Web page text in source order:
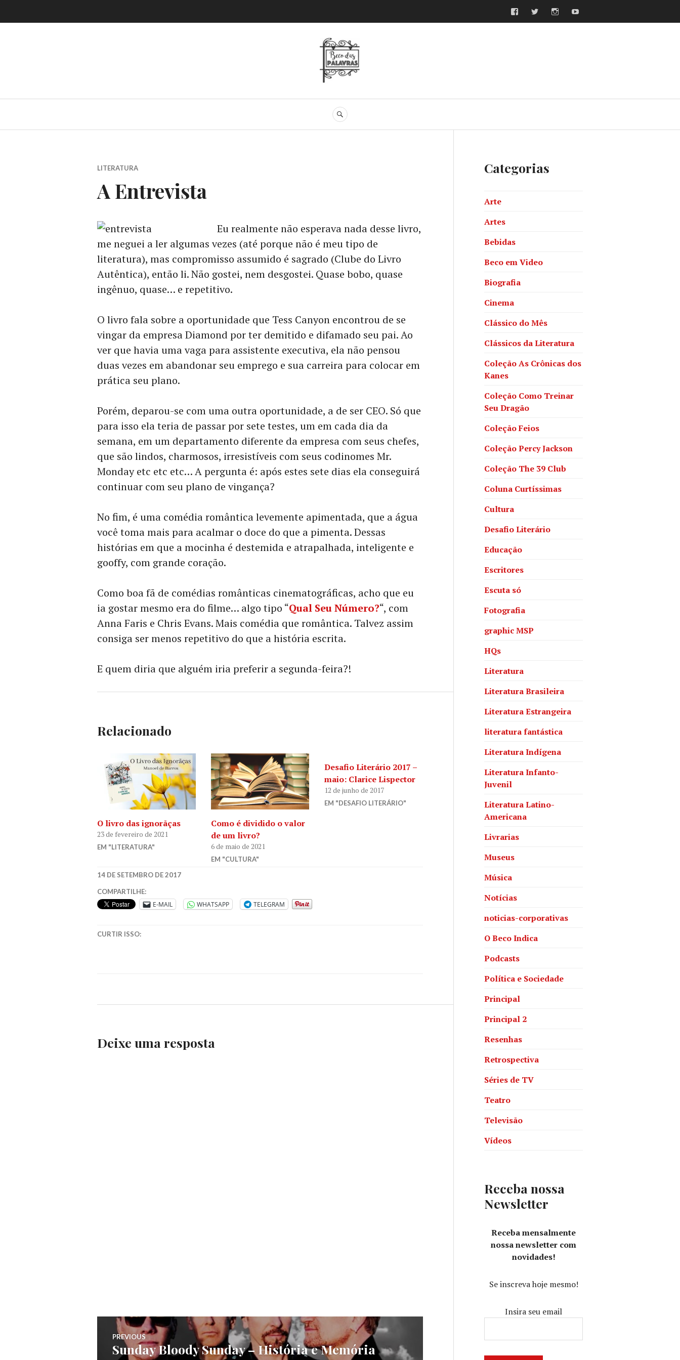
to
FacebookTwitterInstagram
Beco das Palavras
SEARCH
LITERATURA
A Entrevista
Eu realmente não esperava nada desse livro,
me neguei a ler algumas vezes (até porque não é meu tipo de
literatura), mas compromisso assumido é sagrado (Clube do Livro
Autêntica), então li. Não gostei, nem desgostei. Quase bobo, quase
ingênuo, quase… e repetitivo.
O livro fala sobre a oportunidade que Tess Canyon encontrou de se
vingar da empresa Diamond por ter demitido e difamado seu pai. Ao
ver que havia uma vaga para assistente executiva, ela não pensou
duas vezes em abandonar seu emprego e sua carreira para colocar em
prática seu plano.
Porém, deparou-se com uma outra oportunidade, a de ser CEO. Só que
para isso ela teria de passar por sete testes, um em cada dia da
semana, em um departamento diferente da empresa com seus chefes,
que são lindos, charmosos, irresistíveis com seus codinomes Mr.
Monday etc etc etc… A pergunta é: após estes sete dias ela conseguirá
continuar com seu plano de vingança?
No fim, é uma comédia romântica levemente apimentada, que a água
você toma mais para acalmar o doce do que a pimenta. Dessas
histórias em que a mocinha é destemida e atrapalhada, inteligente e
gooffy, com grande coração.
Como boa fã de comédias românticas cinematográficas, acho que eu
ia gostar mesmo era do filme… algo tipo “Qual Seu Número?“, com
Anna Faris e Chris Evans. Mais comédia que romântica. Talvez assim
consiga ser menos repetitivo do que a história escrita.
E quem diria que alguém iria preferir a segunda-feira?!
Relacionado
O livro das ignorãças
23 de fevereiro de 2021
EM "LITERATURA"
Como é dividido o valor
de um livro?
6 de maio de 2021
EM "CULTURA"
Desafio Literário 2017 –
maio: Clarice Lispector
12 de junho de 2017
EM "DESAFIO LITERÁRIO"
ANA
14 DE SETEMBRO DE 2017
AENTREVISTA
QUALOSEUNÚMERO,
SHANAGREY
COMPARTILHE:
E-MAIL WHATSAPP TELEGRAM
CURTIR ISSO:
Deixe uma resposta
Navegação
PREVIOUS
Previous
Sunday Bloody Sunday – História e Memória
Categorias
Arte
Artes
Bebidas
Beco em Video
Biografia
Cinema
Clássico do Mês
Clássicos da Literatura
Coleção As Crônicas dos
Kanes
Coleção Como Treinar
Seu Dragão
Coleção Feios
Coleção Percy Jackson
Coleção The 39 Club
Coluna Curtíssimas
Cultura
Desafio Literário
Educação
Escritores
Escuta só
Fotografia
graphic MSP
HQs
Literatura
Literatura Brasileira
Literatura Estrangeira
literatura fantástica
Literatura Indígena
Literatura Infanto-
Juvenil
Literatura Latino-
Americana
Livrarias
Museus
Música
Notícias
noticias-corporativas
O Beco Indica
Podcasts
Política e Sociedade
Principal
Principal 2
Resenhas
Retrospectiva
Séries de TV
Teatro
Televisão
Vídeos
Receba nossa
Newsletter
Receba mensalmente
nossa newsletter com
novidades!
Se inscreva hoje mesmo!
Insira seu email